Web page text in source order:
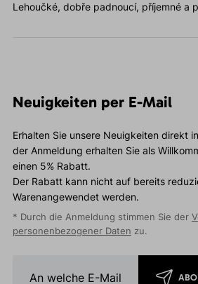
Lehoučké, dobře padnoucí, příjemné a
Neuigkeiten per E-Mail
Erhalten Sie unsere Neuigkeiten direkt
der Anmeldung erhalten Sie als
einen 5% Rabatt.
Der Rabatt kann nicht auf bereits
Warenangewendet werden.
* Durch die Anmeldung stimmen Sie der
personenbezogener Daten zu.